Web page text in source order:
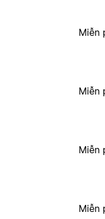
Miễn
Miễn
Miễn
Miễn